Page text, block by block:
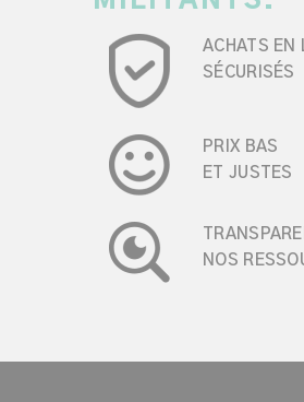
ACHATS EN
SÉCURISÉS
PRIX BAS
ET JUSTES
NOS